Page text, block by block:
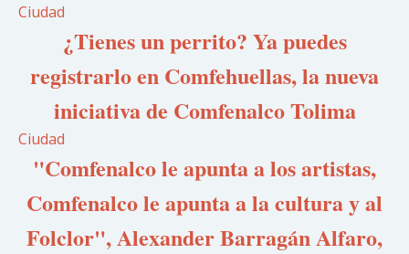
Ciudad
¿Tienes un perrito? Ya puedes
registrarlo en Comfehuellas, la nueva
iniciativa de Comfenalco Tolima
Ciudad
"Comfenalco le apunta a los artistas,
Comfenalco le apunta a la cultura y al
Folclor", Alexander Barragán Alfaro,